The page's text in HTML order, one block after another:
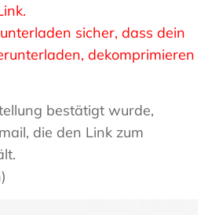
sicher, dass dein
dekomprimieren
bestätigt wurde,
die den Link zum